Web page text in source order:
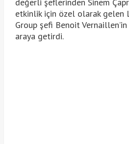
etkinlik için özel olarak gelen
Group şefi Benoit
araya getirdi.